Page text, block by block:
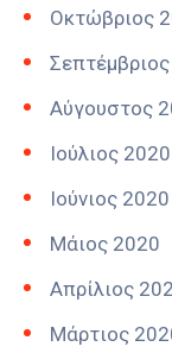
Οκτώβριος
Αύγουστος
Ιούλιος 2020
Ιούνιος 2020
Μάιος 2020
Απρίλιος
Μάρτιος